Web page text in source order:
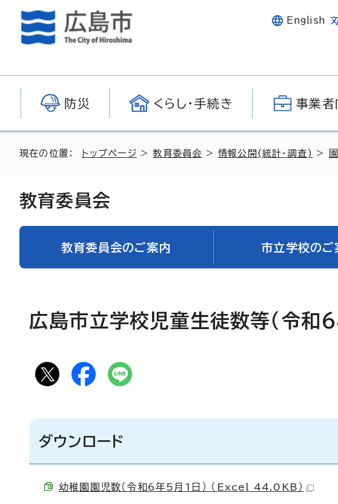
English
防災 くらし・手続き 事業者
現在の位置： トップページ >教育委員会 >情報公開(統計・調査) >
教育委員会
教育委員会のご案内 市立学校のご
広島市立学校児童生徒数等（令和
ダウンロード
幼稚園園児数（令和6年5月1日） （Excel 44.0KB）